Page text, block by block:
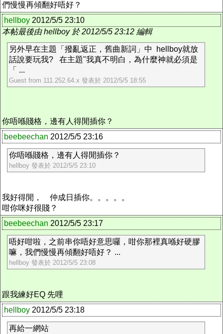
們慢慢再傾翻好唔好？
hellboy 2012/5/5 23:10
本帖最後由 hellboy 於 2012/5/5 23:12 編輯
另外早在主題「撥亂返正，舊曲新詞」中 hellboy就放
話說要玩我? 在主題"我真不明白，為什麼神就必須是
「 ...
Guest from 111.252.64.x 發表於 2012/5/5 18:55
你唔喺賤格，邊有人得閒插你？
beebeechan 2012/5/5 23:16
你唔喺賤格，邊有人得閒插你？
hellboy 發表於 2012/5/5 23:10
我好得閒， 仲成日插你。。。。。
咁你咪好很賤？
beebeechan 2012/5/5 23:17
唔好咁啦，之前串你唔好意思囉，咁你那裡真喺好硬膠
嘛，我們慢慢再傾翻好唔好？ ...
hellboy 發表於 2012/5/5 23:08
跟我練好EQ 先哩
hellboy 2012/5/5 23:18
再給一網站